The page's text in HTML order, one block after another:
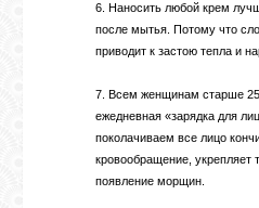
6. Наносить любой крем
после мытья. Потому что
приводит к застою тепла и
7. Всем женщинам старше 25
ежедневная «зарядка для
поколачиваем все лицо
кровообращение, укрепляет
появление морщин.